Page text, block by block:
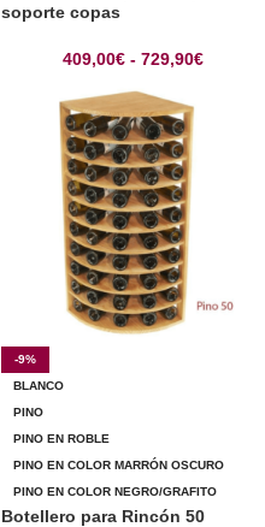
soporte copas
409,00€ - 729,90€
-9%
BLANCO
PINO
PINO EN ROBLE
PINO EN COLOR MARRÓN OSCURO
PINO EN COLOR NEGRO/GRAFITO
Botellero para Rincón 50